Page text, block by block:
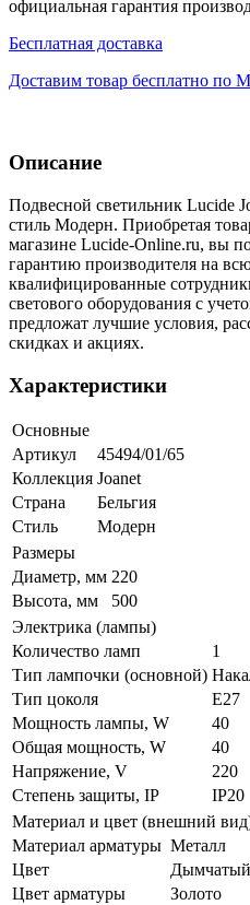
официальная гарантия
Бесплатная доставка
Доставим товар бесплатно по
Описание
Подвесной светильник Lucide
стиль Модерн. Приобретая
магазине Lucide-Online.ru, вы
гарантию производителя на
квалифицированные
светового оборудования с
предложат лучшие условия,
скидках и акциях.
Характеристики
Основные
Артикул
45494/01/65
Коллекция Joanet
Страна
Бельгия
Стиль
Модерн
Размеры
Диаметр, мм 220
Высота, мм
500
Электрика (лампы)
Количество ламп
1
Тип лампочки (основной)
Тип цоколя
E27
Мощность лампы, W
40
Общая мощность, W
40
Напряжение, V
220
Степень защиты, IP
IP20
Материал и цвет (внешний
Материал арматуры Металл
Цвет
Дымчатый
Цвет арматуры
Золото